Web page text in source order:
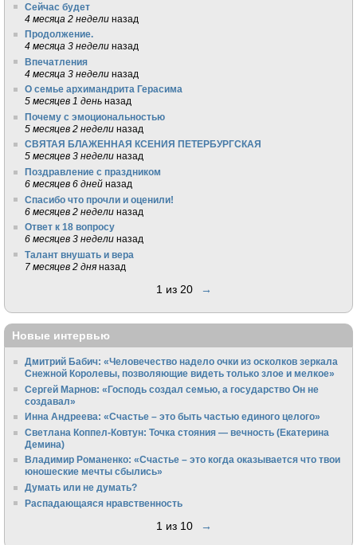
Сейчас будет
4 месяца 2 недели назад
Продолжение.
4 месяца 3 недели назад
Впечатления
4 месяца 3 недели назад
О семье архимандрита Герасима
5 месяцев 1 день назад
Почему с эмоциональностью
5 месяцев 2 недели назад
СВЯТАЯ БЛАЖЕННАЯ КСЕНИЯ ПЕТЕРБУРГСКАЯ
5 месяцев 3 недели назад
Поздравление с праздником
6 месяцев 6 дней назад
Спасибо что прочли и оценили!
6 месяцев 2 недели назад
Ответ к 18 вопросу
6 месяцев 3 недели назад
Талант внушать и вера
7 месяцев 2 дня назад
1 из 20 →
Новые интервью
Дмитрий Бабич: «Человечество надело очки из осколков зеркала
Снежной Королевы, позволяющие видеть только злое и мелкое»
Сергей Марнов: «Господь создал семью, а государство Он не
создавал»
Инна Андреева: «Счастье – это быть частью единого целого»
Светлана Коппел-Ковтун: Точка стояния — вечность (Екатерина
Демина)
Владимир Романенко: «Счастье – это когда оказывается что твои
юношеские мечты сбылись»
Думать или не думать?
Распадающаяся нравственность
1 из 10 →